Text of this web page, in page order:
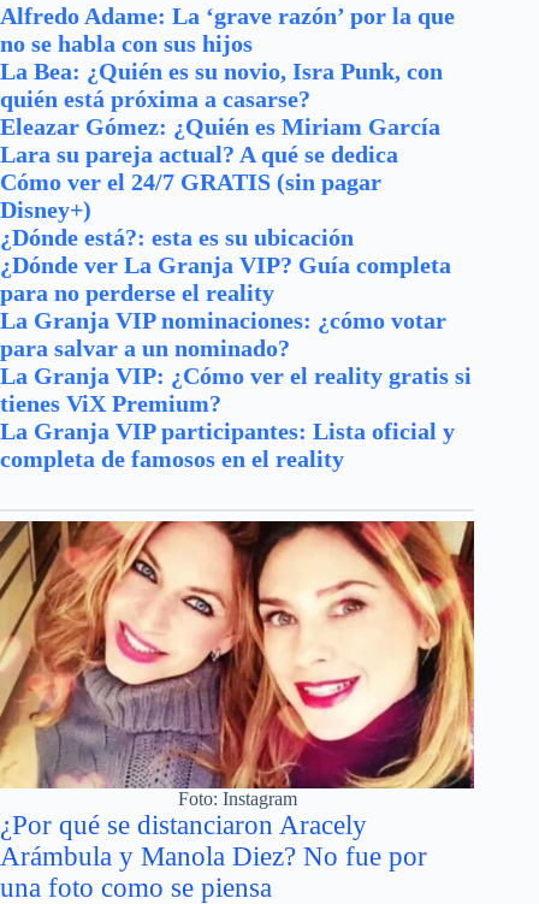
Alfredo Adame: La ‘grave razón’ por la que
no se habla con sus hijos
La Bea: ¿Quién es su novio, Isra Punk, con
quién está próxima a casarse?
Eleazar Gómez: ¿Quién es Miriam García
Lara su pareja actual? A qué se dedica
Cómo ver el 24/7 GRATIS (sin pagar
Disney+)
¿Dónde está?: esta es su ubicación
¿Dónde ver La Granja VIP? Guía completa
para no perderse el reality
La Granja VIP nominaciones: ¿cómo votar
para salvar a un nominado?
La Granja VIP: ¿Cómo ver el reality gratis si
tienes ViX Premium?
La Granja VIP participantes: Lista oficial y
completa de famosos en el reality
Foto: Instagram
¿Por qué se distanciaron Aracely
Arámbula y Manola Diez? No fue por
una foto como se piensa